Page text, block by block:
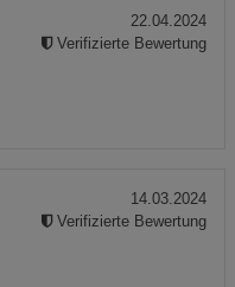
22.04.2024
Verifizierte Bewertung
14.03.2024
Verifizierte Bewertung